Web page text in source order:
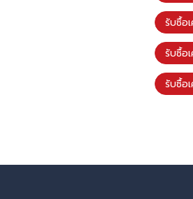
รับซื้อ
รับซื้อ
รับซื้อ